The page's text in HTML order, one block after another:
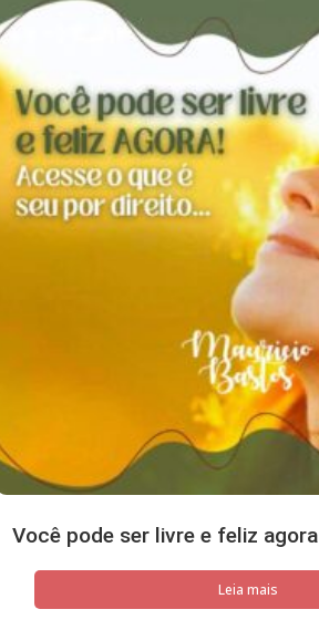
Você pode ser livre e feliz agora
Leia mais